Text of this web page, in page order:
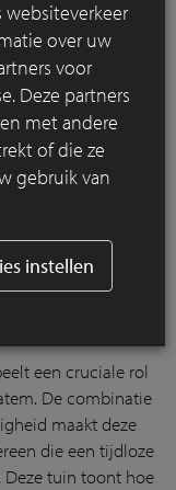
soorten die
Siergrassen,
die de architectuur
met het
bodem zijn
regenwater, wat
een cruciale rol
De combinatie
maakt deze
die een tijdloze
tuin toont hoe
over uw
voor
Deze partners
met andere
of die ze
gebruik van
instellen